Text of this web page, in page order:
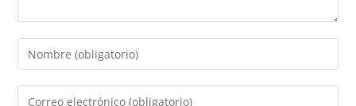
Introduce
tu
nombre
Introduce